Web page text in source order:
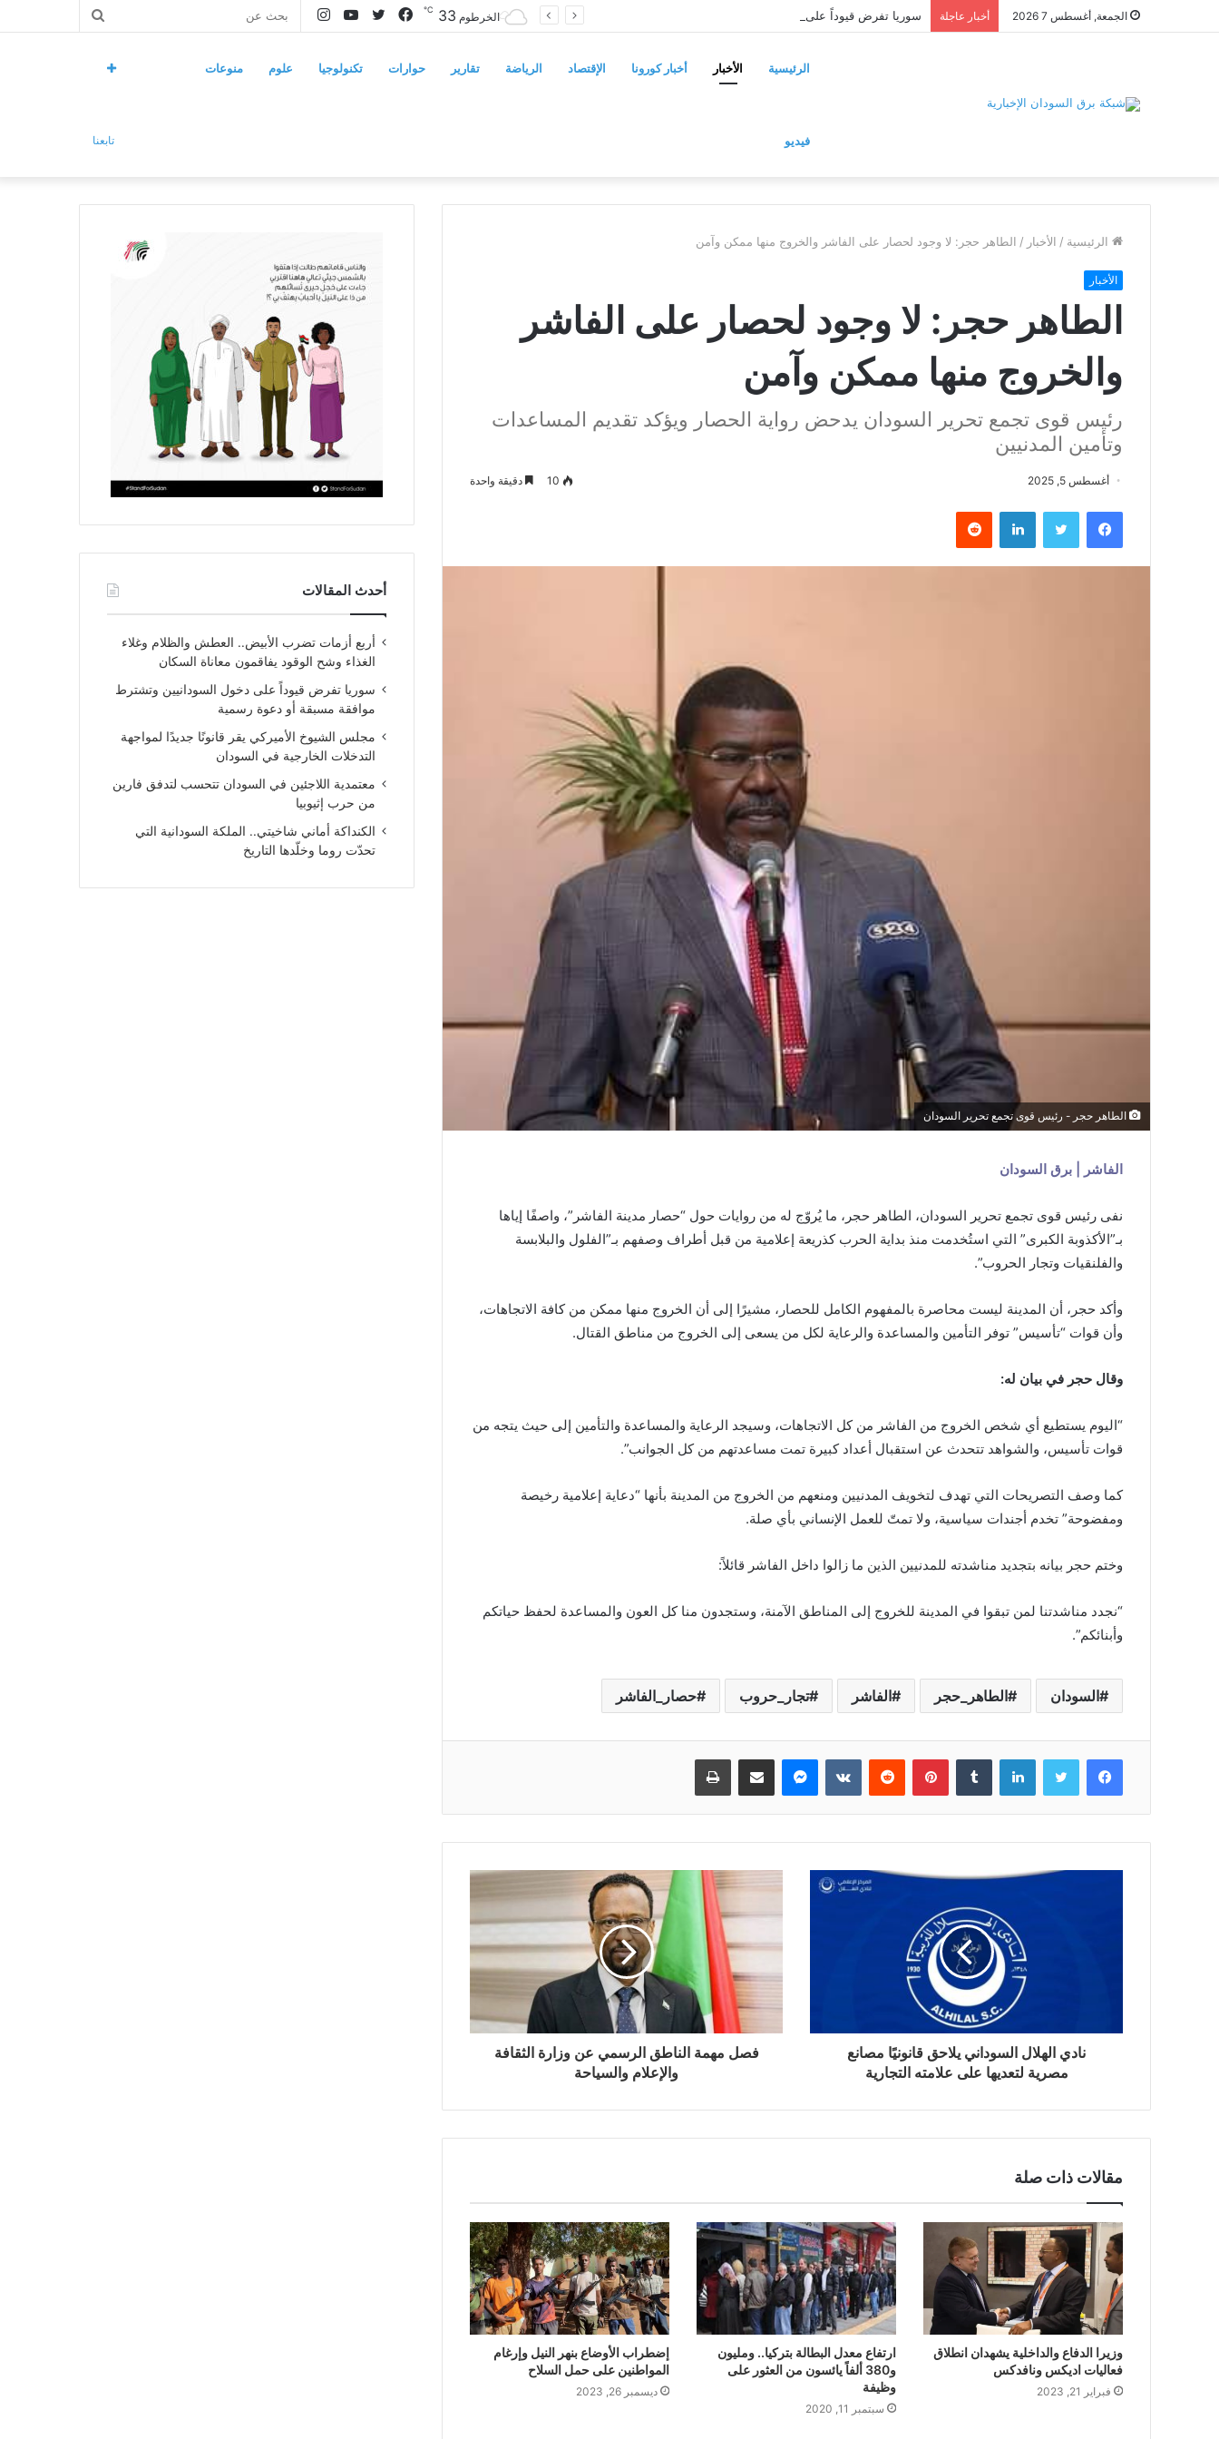
الجمعة, أغسطس 7 2026 أخبار عاجلة
بحث
انستقراميوتيوبتويتر
فيسبوك الخرطوم 33
℃
الرئيسية الأخبار أخبار كورونا الإقتصاد الرياضة تقارير حوارات تكنولوجيا علوم منوعات
فيديو تابعنا
الرئيسية / الأخبار / الطاهر حجر: لا وجود لحصار على الفاشر والخروج منها ممكن وآمن
الأخبار
الطاهر حجر: لا وجود لحصار على الفاشر
والخروج منها ممكن وآمن
رئيس قوى تجمع تحرير السودان يدحض رواية الحصار ويؤكد تقديم المساعدات
وتأمين المدنيين
أغسطس 5, 2025 10 دقيقة واحدة
فيسبوك تويتر لينكدإن
الطاهر حجر - رئيس قوى تجمع تحرير السودان
الفاشر | برق السودان
نفى رئيس قوى تجمع تحرير السودان، الطاهر حجر، ما يُروّج له من روايات حول “حصار مدينة الفاشر”، واصفًا إياها
بـ”الأكذوبة الكبرى” التي استُخدمت منذ بداية الحرب كذريعة إعلامية من قبل أطراف وصفهم بـ”الفلول والبلابسة
والفلنقيات وتجار الحروب”.
وأكد حجر، أن المدينة ليست محاصرة بالمفهوم الكامل للحصار، مشيرًا إلى أن الخروج منها ممكن من كافة الاتجاهات،
وأن قوات “تأسيس” توفر التأمين والمساعدة والرعاية لكل من يسعى إلى الخروج من مناطق القتال.
وقال حجر في بيان له:
“اليوم يستطيع أي شخص الخروج من الفاشر من كل الاتجاهات، وسيجد الرعاية والمساعدة والتأمين إلى حيث يتجه من
قوات تأسيس، والشواهد تتحدث عن استقبال أعداد كبيرة تمت مساعدتهم من كل الجوانب”.
كما وصف التصريحات التي تهدف لتخويف المدنيين ومنعهم من الخروج من المدينة بأنها “دعاية إعلامية رخيصة
ومفضوحة” تخدم أجندات سياسية، ولا تمتّ للعمل الإنساني بأي صلة.
وختم حجر بيانه بتجديد مناشدته للمدنيين الذين ما زالوا داخل الفاشر قائلاً:
“نجدد مناشدتنا لمن تبقوا في المدينة للخروج إلى المناطق الآمنة، وستجدون منا كل العون والمساعدة لحفظ حياتكم
وأبنائكم”.
السودان الطاهر_حجر الفاشر تجار_حروب حصار_الفاشر
فيسبوك تويتر لينكدإن بينتيريست ماسنجر مشاركة عبر البريد طباعة
نادي الهلال السوداني يلاحق قانونيًا مصانع
مصرية لتعديها على علامته التجارية
فصل مهمة الناطق الرسمي عن وزارة الثقافة
والإعلام والسياحة
مقالات ذات صلة
وزيرا الدفاع والداخلية يشهدان انطلاق
فعاليات اديكس ونافدكس
فبراير 21, 2023
ارتفاع معدل البطالة بتركيا.. ومليون
و380 ألفاً يائسون من العثور على
وظيفة
سبتمبر 11, 2020
‏إضطراب الأوضاع بنهر النيل وإرغام
المواطنين على حمل السلاح
ديسمبر 26, 2023
أحدث المقالات
أربع أزمات تضرب الأبيض.. العطش والظلام وغلاء
الغذاء وشح الوقود يفاقمون معاناة السكان
سوريا تفرض قيوداً على دخول السودانيين وتشترط
موافقة مسبقة أو دعوة رسمية
مجلس الشيوخ الأميركي يقر قانونًا جديدًا لمواجهة
التدخلات الخارجية في السودان
معتمدية اللاجئين في السودان تتحسب لتدفق فارين
من حرب إثيوبيا
الكنداكة أماني شاخيتي.. الملكة السودانية التي
تحدّت روما وخلّدها التاريخ